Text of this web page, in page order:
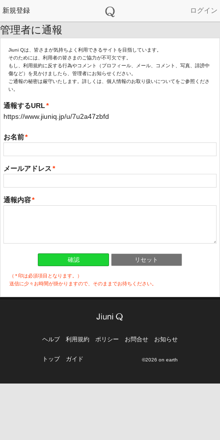
新規登録 ログイン
管理者に通報
Jiuni Qは、皆さまが気持ちよく利用できるサイトを目指しています。
そのためには、利用者の皆さまのご協力が不可欠です。
もし、利用規約に反する行為やコメント（プロフィール、メール、コメント、写真、誹謗中
傷など）を見かけましたら、管理者にお知らせください。
ご通報の秘密は厳守いたします。詳しくは、個人情報のお取り扱いについてをご参照くださ
い。
通報するURL*
https://www.jiuniq.jp/u/7u2a47zbfd
お名前*
メールアドレス*
通報内容*
（ *印は必須項目となります。）
送信に少々お時間が掛かりますので、そのままでお待ちください。
ヘルプ 利用規約 ポリシー お問合せ お知らせ
トップ ガイド ©2026 on earth